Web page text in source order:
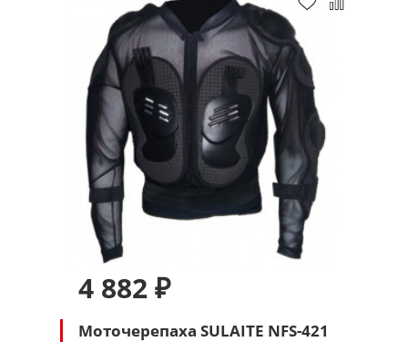
4 882 ₽
Моточерепаха SULAITE NFS-421